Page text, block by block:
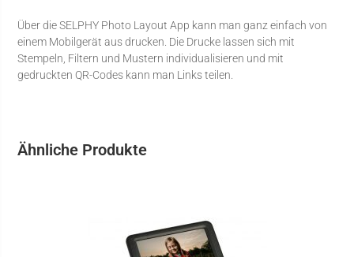
Über die SELPHY Photo Layout App kann man ganz einfach von
einem Mobilgerät aus drucken. Die Drucke lassen sich mit
Stempeln, Filtern und Mustern individualisieren und mit
gedruckten QR-Codes kann man Links teilen.
Ähnliche Produkte